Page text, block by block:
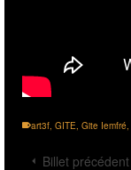
art3f, GITE, Gite Iemfré,
Billet précédent